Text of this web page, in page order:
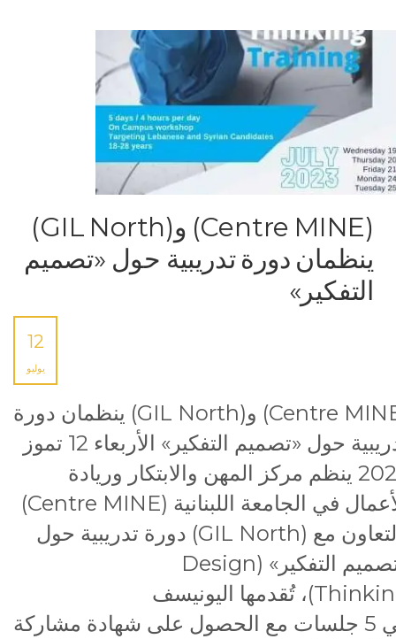
(Centre MINE) و(GIL North)
ينظمان دورة تدريبية حول «تصميم
التفكير»
12
يوليو
(Centre MINE) و(GIL North) ينظمان دورة
تدريبية حول «تصميم التفكير» الأربعاء 12 تموز
2023 ينظم مركز المهن والابتكار وريادة
الأعمال في الجامعة اللبنانية (Centre MINE)
بالتعاون مع (GIL North) دورة تدريبية حول
«تصميم التفكير» (Design
Thinking)، تُقدمها اليونيسف
في 5 جلسات مع الحصول على شهادة مشاركة